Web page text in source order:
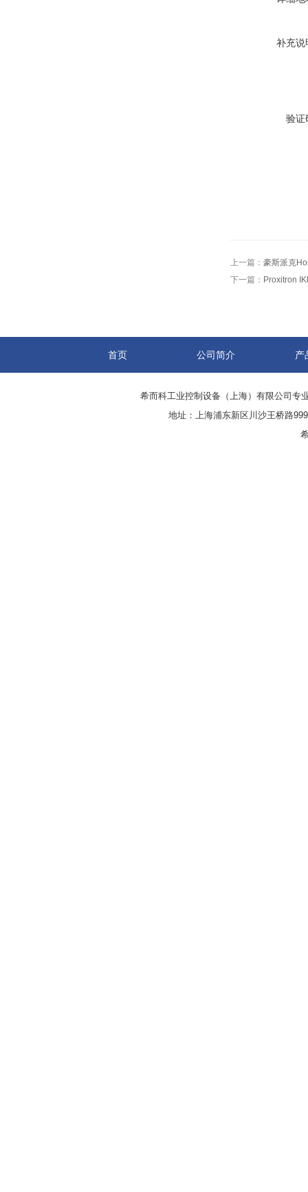
补充说
验证
上一篇： 豪斯派克
下一篇： Proxitron
首页 公司简介 产
希而科工业控制设备（上海）有限公司专
地址：上海浦东新区川沙王桥路